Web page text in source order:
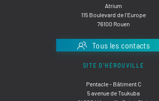
Atrium
115 Boulevard de l'Europe
76100 Rouen
Tous les contacts
SITE D'HÉROUVILLE
Pentacle - Bâtiment C
5 avenue de Tsukuba